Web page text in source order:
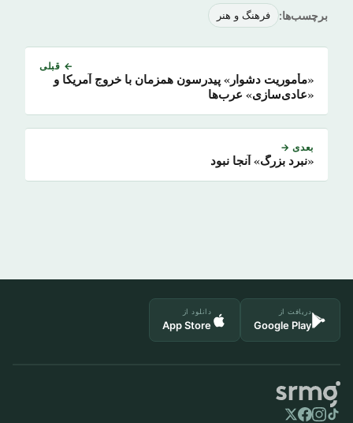
برچسب‌ها: فرهنگ و هنر
← قبلی
«مأموریت دشوار» پیدرسون همزمان با خروج آمریکا و
«عادی‌سازی» عرب‌ها
بعدی →
«نبرد بزرگ» آنجا نبود
دریافت از
Google Play
دانلود از
App Store